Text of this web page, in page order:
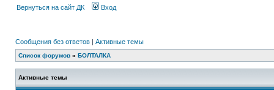
Вернуться на сайт ДК Вход
Сообщения без ответов | Активные темы
Список форумов » БОЛТАЛКА
Активные темы